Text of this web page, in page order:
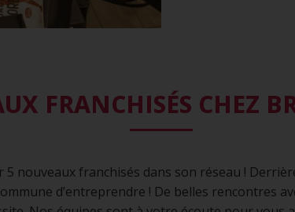
FRANCHISÉS CHEZ
5 nouveaux franchisés dans son réseau !
d’entreprendre ! De belles rencontres